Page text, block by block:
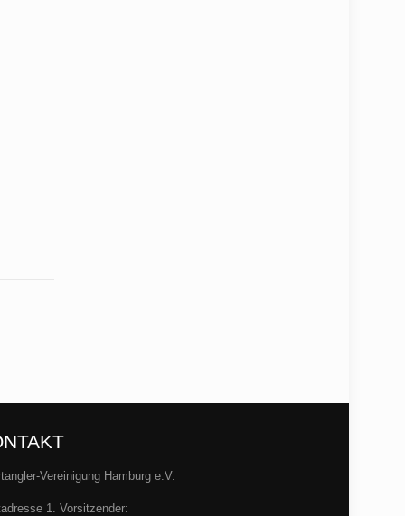
Vereinigung Hamburg e.V.
1. Vorsitzender: